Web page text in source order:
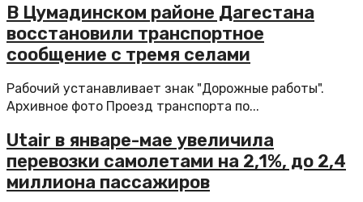
В Цумадинском районе Дагестана
восстановили транспортное
сообщение с тремя селами
Рабочий устанавливает знак "Дорожные работы".
Архивное фото Проезд транспорта по...
Utair в январе-мае увеличила
перевозки самолетами на 2,1%, до 2,4
миллиона пассажиров